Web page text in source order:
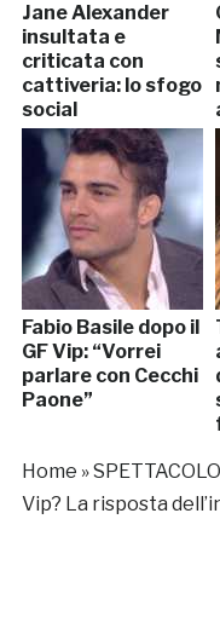
Jane Alexander
insultata e
criticata con
cattiveria: lo sfogo
social
Fabio Basile dopo il
GF Vip: “Vorrei
parlare con Cecchi
Paone”
Home »SPETTACOLO
Vip? La risposta